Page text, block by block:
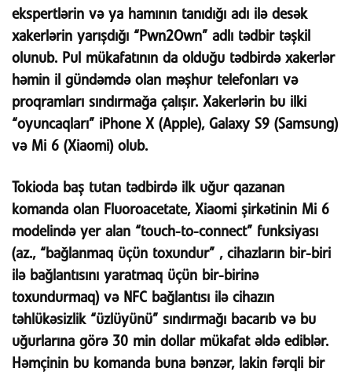
ekspertlərin və ya hamının tanıdığı adı ilə desək
xakerlərin yarışdığı “Pwn2Own” adlı tədbir təşkil
olunub. Pul mükafatının da olduğu tədbirdə xakerlər
həmin il gündəmdə olan məşhur telefonları və
proqramları sındırmağa çalışır. Xakerlərin bu ilki
“oyuncaqları” iPhone X (Apple), Galaxy S9 (Samsung)
və Mi 6 (Xiaomi) olub.
Tokioda baş tutan tədbirdə ilk uğur qazanan
komanda olan Fluoroacetate, Xiaomi şirkətinin Mi 6
modelində yer alan “touch-to-connect” funksiyası
(az., “bağlanmaq üçün toxundur” , cihazların bir-biri
ilə bağlantısını yaratmaq üçün bir-birinə
toxundurmaq) və NFC bağlantısı ilə cihazın
təhlükəsizlik “üzlüyünü” sındırmağı bacarıb və bu
uğurlarına görə 30 min dollar mükafat əldə ediblər.
Həmçinin bu komanda buna bənzər, lakin fərqli bir